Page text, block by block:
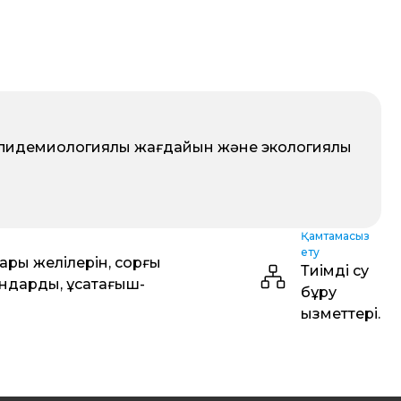
жағдайын және экологиялық
желілерін, сорғы
ұсақтағыш-
Қамтамасыз
ету
Тиімді су
бұру
қызметтері.